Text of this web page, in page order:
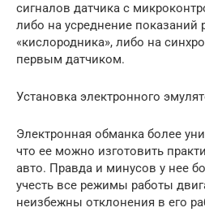
сигналов датчика с
либо на усреднение показаний
«кислородника», либо на
первым датчиком.
Установка электронного
Электронная обманка более
что ее можно изготовить
авто. Правда и минусов у нее
учесть все режимы работы
неизбежны отклонения в его